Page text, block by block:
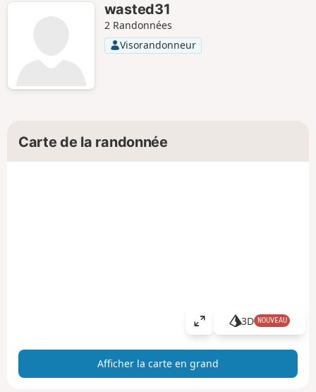
wasted31
2 Randonnées
Visorandonneur
Carte de la randonnée
A
c
3D NOUVEAU
Afficher la carte en grand